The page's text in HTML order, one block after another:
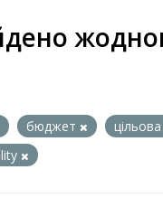
бюджет